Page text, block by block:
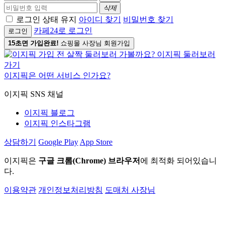
삭제
로그인 상태 유지 아이디 찾기 비밀번호 찾기
로그인 카페24로 로그인
15초면 가입완료! 쇼핑몰 사장님 회원가입
이지픽은 어떤 서비스 인가요?
이지픽 SNS 채널
이지픽 블로그
이지픽 인스타그램
상담하기 Google Play App Store
이지픽은 구글 크롬(Chrome) 브라우저 에 최적화 되어있습니
다.
이용약관 개인정보처리방침 도매처 사장님